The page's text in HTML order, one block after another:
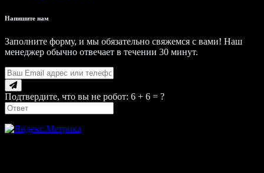
Напишите нам
Заполните форму, и мы обязательно свяжемся с вами! Наш
менеджер обычно отвечает в течении 30 минут.
Подтвердите, что вы не робот: 6 + 6 = ?